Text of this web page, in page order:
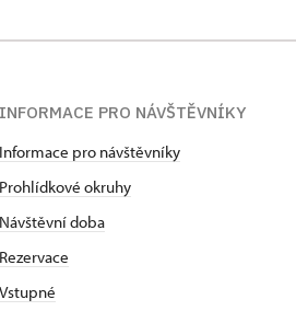
INFORMACE PRO NÁVŠTĚVNÍKY
Informace pro návštěvníky
Prohlídkové okruhy
Návštěvní doba
Rezervace
Vstupné